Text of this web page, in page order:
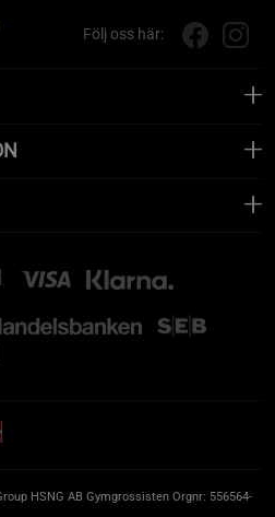
Följ oss här:
HSNG AB Gymgrossisten Orgnr: 556564-